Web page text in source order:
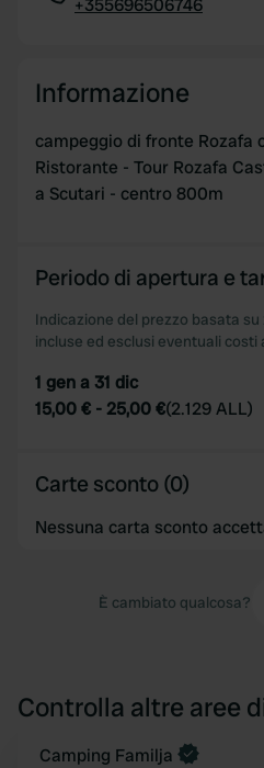
+355696506746
Informazione
campeggio di fronte Rozafa
Ristorante - Tour Rozafa
a Scutari - centro 800m
Periodo di apertura e
Indicazione del prezzo basata
incluse ed esclusi eventuali costi
1 gen a 31 dic
15,00 € - 25,00 €(2.129 ALL)
Carte sconto (0)
Nessuna carta sconto
È cambiato qualcosa?
Controlla altre aree
Prenota ora
Camping Familja